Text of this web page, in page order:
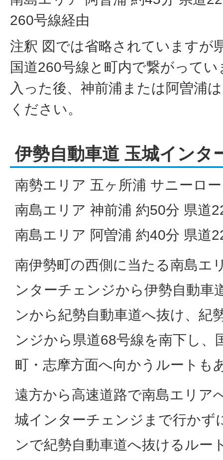
260号線経由
注釈 図では省略されていますが
国道260号線と町内で繋がって
入った後、神前浦または阿曽浦
ください。
伊勢自動車道 玉城インタ
南勢エリア 五ヶ所浦 サニーロ
南島エリア 神前浦 約50分 県道
南島エリア 阿曽浦 約40分 県道
南伊勢町の西側に当たる南島エ
ンターチェンジから伊勢自動車
ンから紀勢自動車道へ抜け、紀
ンジから県道68号線を南下し、
町・志摩方面へ向かうルートも
遠方から高速道路で南島エリア
城インターチェンジまで行かず
ンで紀勢自動車道へ抜けるルー